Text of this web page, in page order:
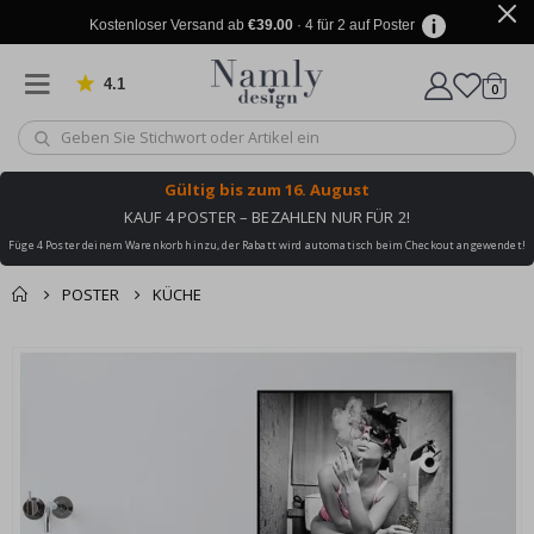
Kostenloser Versand ab €39.00· 4 für 2 auf Poster
4.1 von 1042 Bewertungen
Wagen
0
Gültig bis zum 16. August
KAUF 4 POSTER – BEZAHLEN NUR FÜR 2!
Füge 4 Poster deinem Warenkorb hinzu, der Rabatt wird automatisch beim Checkout angewendet!
POSTER KÜCHE
darunter leiden ✔
Korb
Zur Kasse